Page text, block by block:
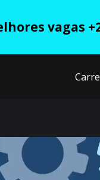
vagas